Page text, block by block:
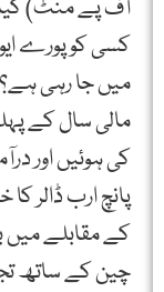
آف پے منٹ) کیا
کسی کو پورے
میں جا رہی
پانچ ارب ڈالر
کے مقابلے میں
چین کے ساتھ